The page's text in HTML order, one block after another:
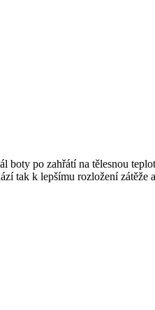
boty po zahřátí na tělesnou
tak k lepšímu rozložení